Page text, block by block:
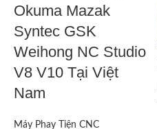
Okuma Mazak
Syntec GSK
Weihong NC Studio
V8 V10 Tại Việt
Nam
Máy Phay Tiện CNC